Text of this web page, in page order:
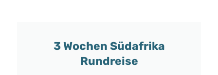
3 Wochen Südafrika
Rundreise